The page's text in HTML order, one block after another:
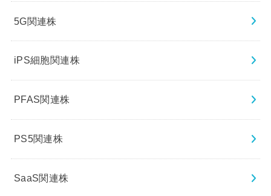
5G関連株
iPS細胞関連株
PFAS関連株
PS5関連株
SaaS関連株